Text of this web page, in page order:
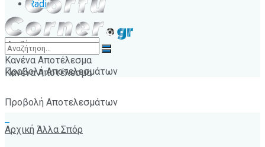
Radio
Κανένα Αποτέλεσμα
Προβολή Αποτελεσμάτων
Κανένα Αποτέλεσμα
Προβολή Αποτελεσμάτων
Αρχική Άλλα Σπόρ